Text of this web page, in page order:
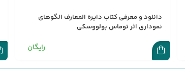
دانلود و معرفی کتاب دایره المعارف الگوهای
نموداری اثر توماس بولووسکی
رایگان